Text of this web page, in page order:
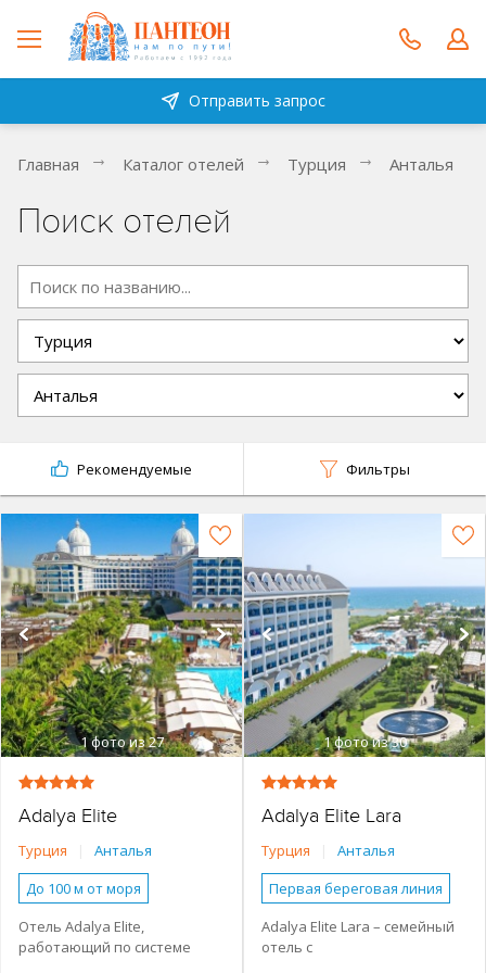
Отправить запрос
Главная Каталог отелей Турция Анталья
Поиск отелей
Рекомендуемые Фильтры
1фото из 27
Adalya Elite
Турция
Анталья
До 100 м от моря
Основное здание
Семейные номера
Отель Adalya Elite,
работающий по системе
1фото из 30
Adalya Elite Lara
Турция
Анталья
Первая береговая линия
Основное здание
Семейные номера
Adalya Elite Lara – семейный
отель с